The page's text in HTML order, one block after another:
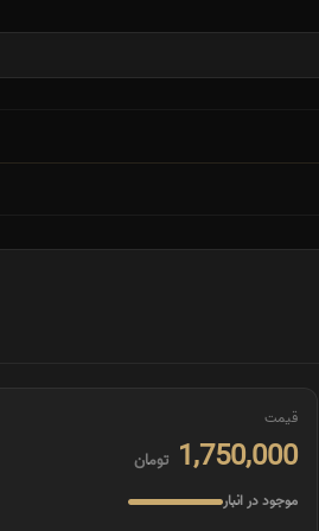
قیمت
1,750,000 تومان
موجود در انبار